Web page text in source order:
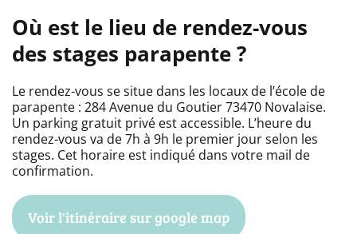
Où est le lieu de rendez-vous
des stages parapente ?
Le rendez-vous se situe dans les locaux de l’école de
parapente : 284 Avenue du Goutier 73470 Novalaise.
Un parking gratuit privé est accessible. L’heure du
rendez-vous va de 7h à 9h le premier jour selon les
stages. Cet horaire est indiqué dans votre mail de
confirmation.
Voir l'itinéraire sur google map